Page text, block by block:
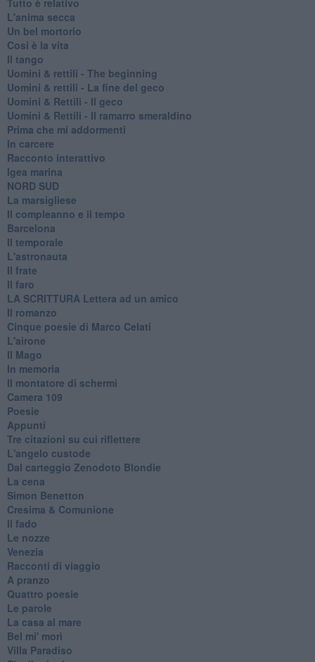
L'anima secca
Un bel mortorio
Cosi è la vita
Il tango
​Uomini & rettili - The beginning
​Uomini & rettili - La fine del geco
Uomini & Rettili - Il geco
Uomini & Rettili - Il ramarro smeraldino
Prima che mi addormenti
In carcere
Racconto interattivo
Igea marina
​NORD SUD
La marsigliese
Il compleanno e il tempo
Barcelona
Il temporale
L'astronauta
Il frate
Il faro
​LA SCRITTURA Lettera ad un amico
Il romanzo
Cinque poesie di Marco Celati
L'airone
Il Mago
In memoria
Il montatore di schermi
Camera 109
Poesie
Appunti
Tre citazioni su cui riflettere
L'angelo custode
Dal carteggio Zenodoto Blondie
La cena
Simon Benetton
Cresima & Comunione
Il fado
Le nozze
Venezia
Racconti di viaggio
A pranzo
Quattro poesie
Le parole
La casa al mare
Bel mi' morì
Villa Paradiso